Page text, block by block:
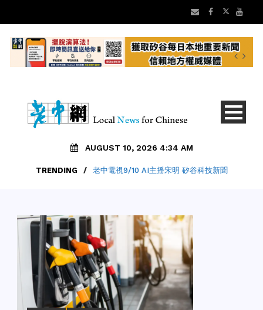
AUGUST 10, 2026 4:34 AM
TRENDING / 老中電視9/10 AI主播宋明 矽谷科技新聞